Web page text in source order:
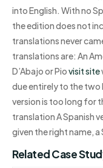
into English. With no
the edition does not
translations never
translations are: An
D’Abajo or Piovisit site
due entirely to the two
version is too long for
translation A Spanish
given the right name, a
Related Case